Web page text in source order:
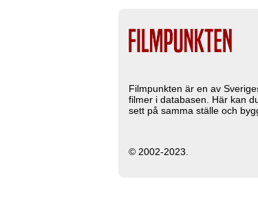
Filmpunkten är en av
filmer i databasen. Här kan
sett på samma ställe och
© 2002-2023.